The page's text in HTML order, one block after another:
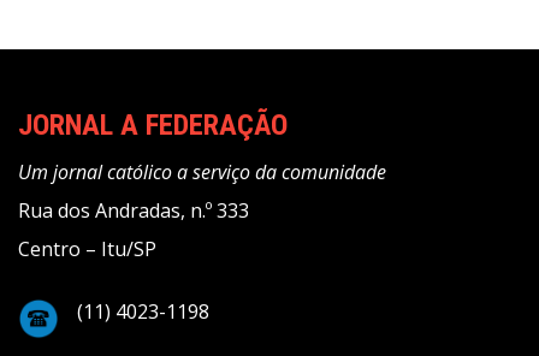
JORNAL A FEDERAÇÃO
Um jornal católico a serviço da comunidade
Rua dos Andradas, n.º 333
Centro – Itu/SP
(11) 4023-1198